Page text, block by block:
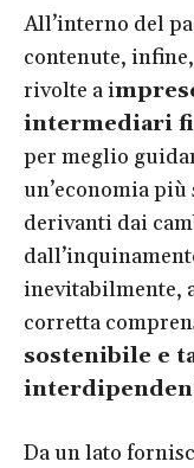
All’interno del
contenute,
rivolte a i
intermediari
per meglio
un’economia
derivanti dai
inevitabilmente,
corretta
sostenibile e
Da un lato